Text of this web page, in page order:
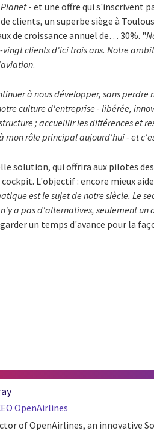
Planet- et une offre qui s'inscrivent
clients, un superbe siège à
de croissance annuel de… 30%. "
clients d'ici trois ans. Notre
.
à nous développer, sans perdre
culture d'entreprise - libérée,
; accueillir les différences et
rôle principal aujourd'hui - et
solution, qui offrira aux pilotes
L'objectif : encore mieux
est le sujet de notre siècle. Le
a pas d'alternatives, seulement un
un temps d'avance pour la
on Email
article on Print
OpenAirlines
of OpenAirlines, an innovative